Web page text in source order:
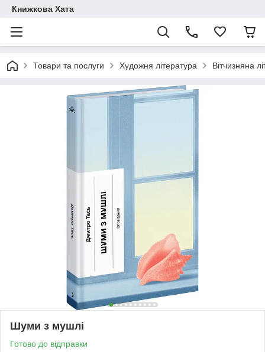
Книжкова Хата
Товари та послуги Художня література Вітчизняна
Шуми з мушлі
Готово до відправки